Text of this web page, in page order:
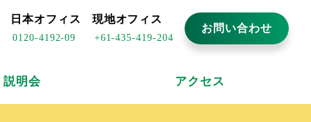
日本オフィス
0120-4192-09
現地オフィス
+61-435-419-204
お問い合わせ
説明会 アクセス